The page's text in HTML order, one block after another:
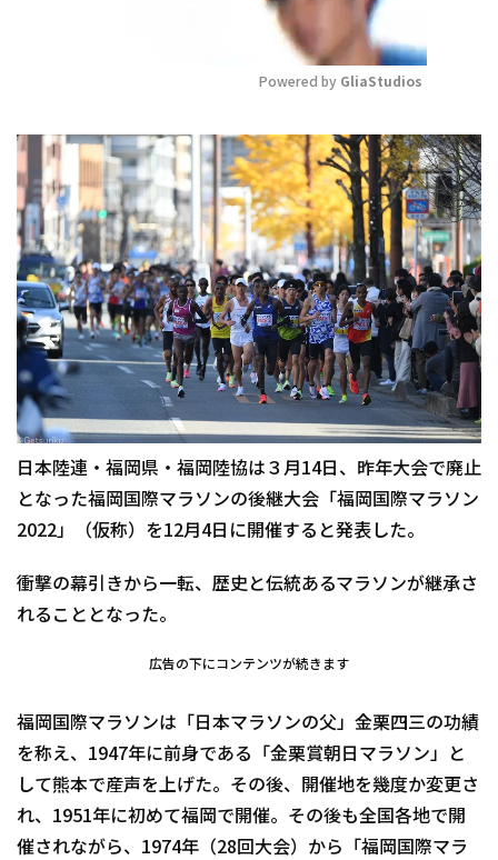
Powered by GliaStudios
日本陸連・福岡県・福岡陸協は３月14日、昨年大会で廃止
となった福岡国際マラソンの後継大会「福岡国際マラソン
2022」（仮称）を12月4日に開催すると発表した。
衝撃の幕引きから一転、歴史と伝統あるマラソンが継承さ
れることとなった。
広告の下にコンテンツが続きます
福岡国際マラソンは「日本マラソンの父」金栗四三の功績
を称え、1947年に前身である「金栗賞朝日マラソン」と
して熊本で産声を上げた。その後、開催地を幾度か変更さ
れ、1951年に初めて福岡で開催。その後も全国各地で開
催されながら、1974年（28回大会）から「福岡国際マラ